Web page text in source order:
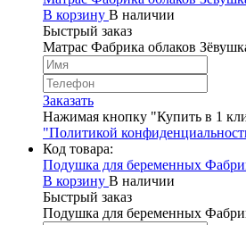
В корзину В наличии
Быстрый заказ
Матрас Фабрика облаков
Заказать
Нажимая кнопку "Купить в 1
"Политикой
Код товара:
Подушка для беременных
В корзину В наличии
Быстрый заказ
Подушка для беременных